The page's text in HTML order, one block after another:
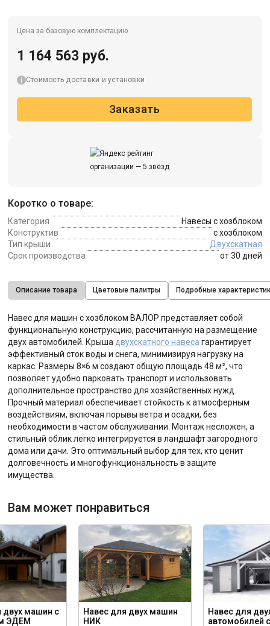
Коротко о товаре:
Категория
Навесы с хозблоком
Конструктив
с хозблоком
Тип крыши
Двухскатная
Срок производства
от 30 дней
Цена за базовую комплектацию
1 164 563 руб.
Стоимость доставки и установки
Заказать
Описание товара Цветовые палитры Подробные
Навес для машин с хозблоком ВАЛОР представляет собой
функциональную конструкцию, рассчитанную на размещение
двух автомобилей. Крыша двухскатного навеса гарантирует
эффективный сток воды и снега, минимизируя нагрузку на
каркас. Размеры 8×6 м создают общую площадь 48 м², что
позволяет удобно парковать транспорт и использовать
дополнительное пространство для хозяйственных нужд.
Прочный материал обеспечивает стойкость к атмосферным
воздействиям, включая порывы ветра и осадки, без
необходимости в частом обслуживании. Монтаж несложен, а
стильный облик легко интегрируется в ландшафт загородного
дома или дачи. Это оптимальный выбор для тех, кто ценит
долговечность и многофункциональность в защите
имущества.
Вам может понравиться
двух машин с
ЭДЕМ
Навес для двух машин
НИК
Навес для
автомобилей